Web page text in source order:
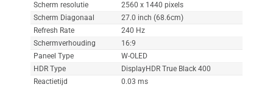
Scherm resolutie
2560 x 1440 pixels
Scherm Diagonaal
27.0 inch (68.6cm)
Refresh Rate
240 Hz
Schermverhouding
16:9
Paneel Type
W-OLED
HDR Type
DisplayHDR True Black 400
Reactietijd
0.03 ms